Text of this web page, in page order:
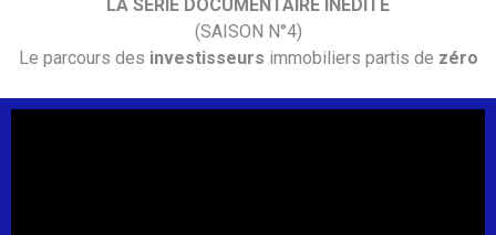
LA SÉRIE DOCUMENTAIRE INÉDITE
(SAISON N°4)
Le parcours des investisseurs immobiliers partis de zéro